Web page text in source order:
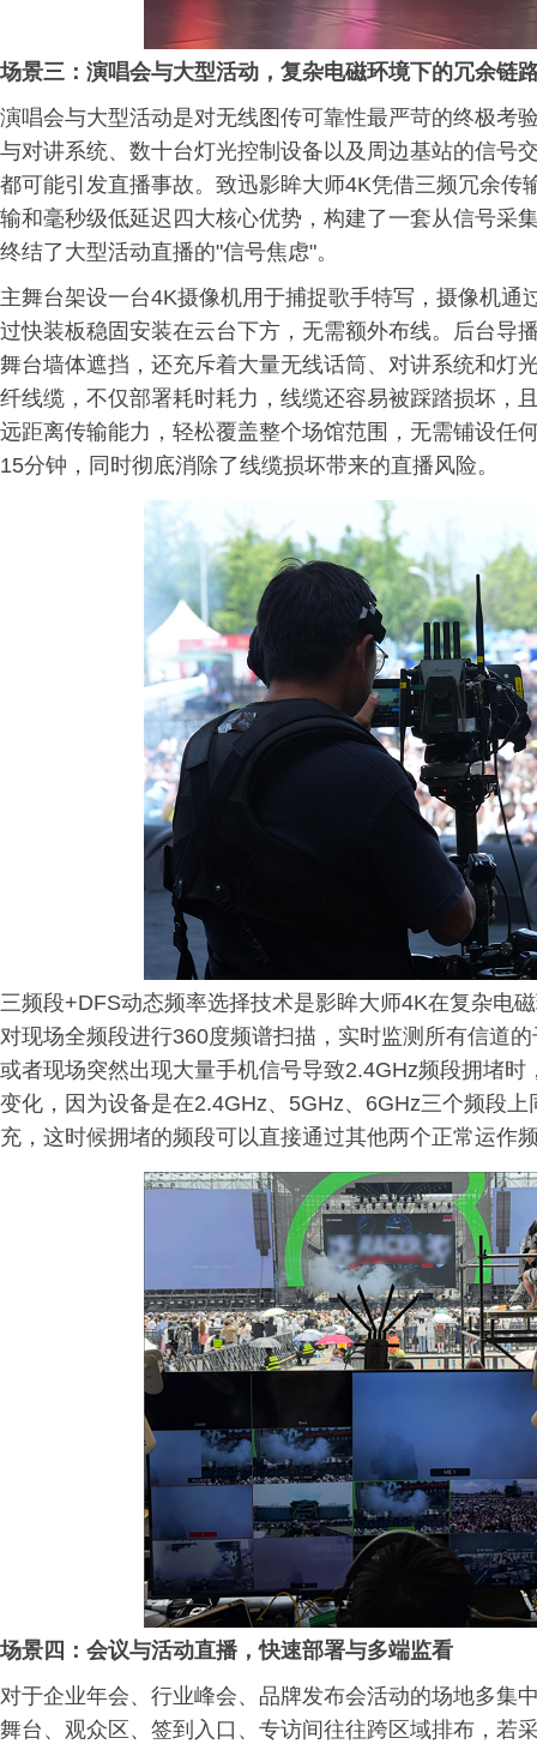
场景三：演唱会与大型活动，复杂电磁环境下的冗余链
演唱会与大型活动是对无线图传可靠性最严苛的终极考
与对讲系统、数十台灯光控制设备以及周边基站的信号
都可能引发直播事故。致迅影眸大师4K凭借三频冗余
输和毫秒级低延迟四大核心优势，构建了一套从信号采
终结了大型活动直播的"信号焦虑"。
主舞台架设一台4K摄像机用于捕捉歌手特写，摄像机
过快装板稳固安装在云台下方，无需额外布线。后台导
舞台墙体遮挡，还充斥着大量无线话筒、对讲系统和灯
纤线缆，不仅部署耗时耗力，线缆还容易被踩踏损坏，
远距离传输能力，轻松覆盖整个场馆范围，无需铺设任
15分钟，同时彻底消除了线缆损坏带来的直播风险。
三频段+DFS动态频率选择技术是影眸大师4K在复杂电
对现场全频段进行360度频谱扫描，实时监测所有信道
或者现场突然出现大量手机信号导致2.4GHz频段拥堵
变化，因为设备是在2.4GHz、5GHz、6GHz三个频段
充，这时候拥堵的频段可以直接通过其他两个正常运作
场景四：会议与活动直播，快速部署与多端监看
对于企业年会、行业峰会、品牌发布会活动的场地多
舞台、观众区、签到入口、专访间往往跨区域排布，若